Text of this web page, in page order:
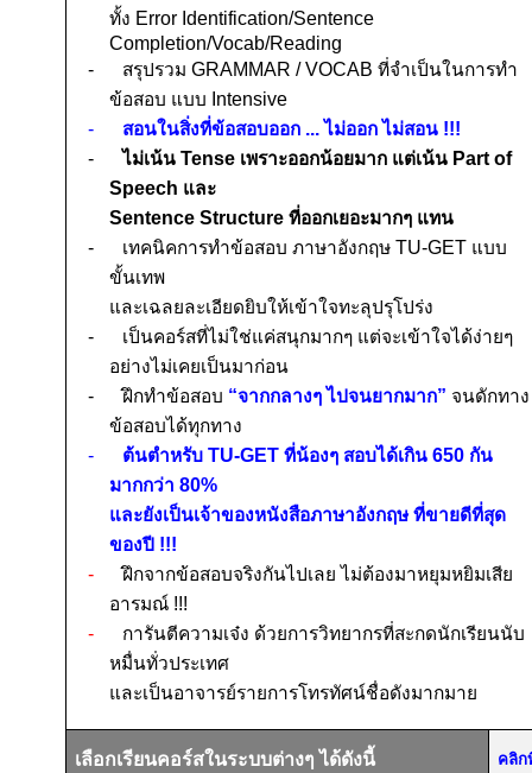
ทั้ง Error Identification/Sentence
Completion/Vocab/Reading
-
สรุปรวม GRAMMAR /VOCAB ที่จำเป็นในการทำ
ข้อสอบ แบบ Intensive
-
สอนในสิ่งที่ข้อสอบออก ... ไม่ออก ไม่สอน !!!
-
ไม่เน้น Tense เพราะออกน้อยมาก แต่เน้น Part of
Speech และ
Sentence Structure ที่ออกเยอะมากๆ แทน
-
เทคนิคการทำข้อสอบ ภาษาอังกฤษ TU-GET แบบ
ขั้นเทพ
และเฉลยละเอียดยิบให้เข้าใจทะลุปรุโปร่ง
-
เป็นคอร์สที่ไม่ใช่แค่สนุกมากๆ แต่จะเข้าใจได้ง่ายๆ
อย่างไม่เคยเป็นมาก่อน
-
ฝึกทำข้อสอบ “จากกลางๆ ไปจนยากมาก” จนดักทาง
ข้อสอบได้ทุกทาง
-
ต้นตำหรับ TU-GET ที่น้องๆ สอบได้เกิน650กัน
มากกว่า 80%
และยังเป็นเจ้าของหนังสือภาษาอังกฤษ ที่ขายดีที่สุด
ของปี !!!
-
ฝึกจากข้อสอบจริงกันไปเลย ไม่ต้องมาหยุมหยิมเสีย
อารมณ์ !!!
-
การันตีความเจ๋ง ด้วยการวิทยากรที่สะกดนักเรียนนับ
หมื่นทั่วประเทศ
และเป็นอาจารย์รายการโทรทัศน์ชื่อดังมากมาย
เลือกเรียนคอร์สในระบบต่างๆ ได้ดังนี้ คลิก